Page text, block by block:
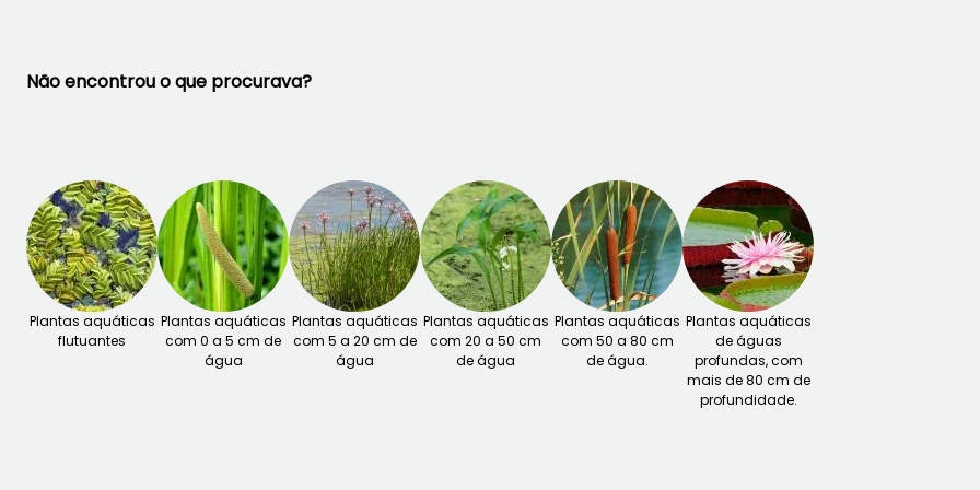
Não encontrou o que procurava?
Plantas aquáticas
flutuantes
Plantas aquáticas
com 0 a 5 cm de
água
Plantas aquáticas
com 5 a 20 cm de
água
Plantas aquáticas
com 20 a 50 cm
de água
Plantas aquáticas
com 50 a 80 cm
de água.
Plantas aquáticas
de águas
profundas, com
mais de 80 cm de
profundidade.